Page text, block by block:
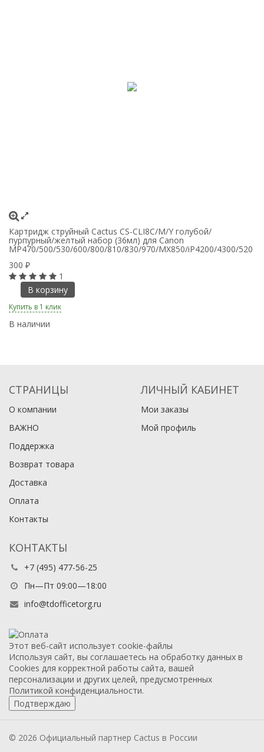
Картридж струйный Cactus CS-CLI8C/M/Y голубой/
пурпурный/желтый набор (36мл) для Canon
MP470/500/530/600/800/810/830/970/MX850/iP4200/4300/520
300 ₽
1
В корзину
Купить в 1 клик
В наличии
СТРАНИЦЫ
О компании
ВАЖНО
Поддержка
Возврат товара
Доставка
Оплата
Контакты
ЛИЧНЫЙ КАБИНЕТ
Мои заказы
Мой профиль
КОНТАКТЫ
+7 (495) 477-56-25
Пн—Пт 09:00—18:00
info@tdofficetorg.ru
Этот веб-сайт использует cookie-файлы
Используя сайт, вы соглашаетесь на обработку данных в
Cookies для корректной работы сайта, вашей
персонализации и других целей, предусмотренных
Политикой конфиденциальности.
Подтверждаю
© 2026 Официальный партнер Cactus в России